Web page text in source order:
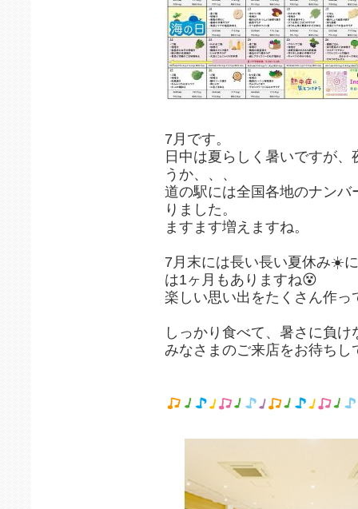
7月です。
日中は夏らしく暑いですが
うか、、、
道の駅には全国各地のナン
りました。
ますます増えますね。
7月末には長い長い夏休み☀️
は1ヶ月もありますね😵
楽しい思い出をたくさん作
しっかり食べて、暑さに負
みなさまのご来店をお待ち